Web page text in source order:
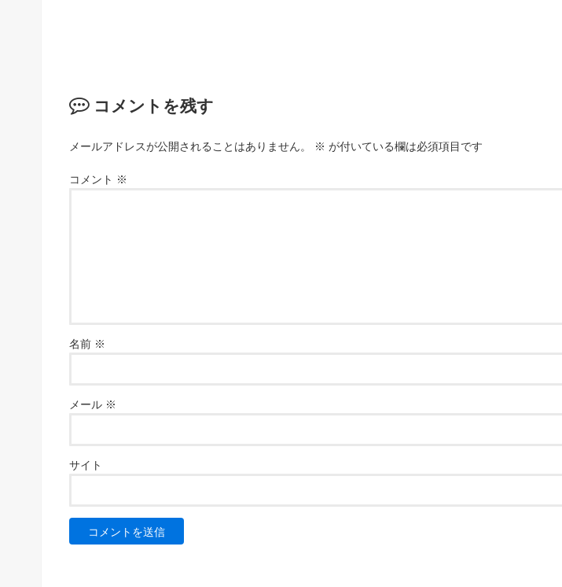
コメントを残す
メールアドレスが公開されることはありません。 ※ が付いている欄は必須項目です
コメント ※
名前 ※
メール ※
サイト